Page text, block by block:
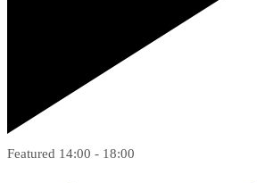
Featured 14:00 - 18:00